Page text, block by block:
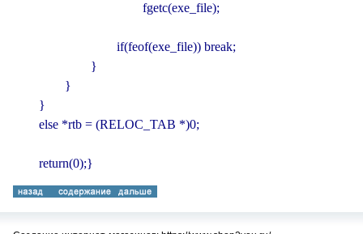
                                        fgetc(exe_file);
                                if(feof(exe_file)) break;
                        }
                }
        }
        else *rtb = (RELOC_TAB *)0;
        return(0);}